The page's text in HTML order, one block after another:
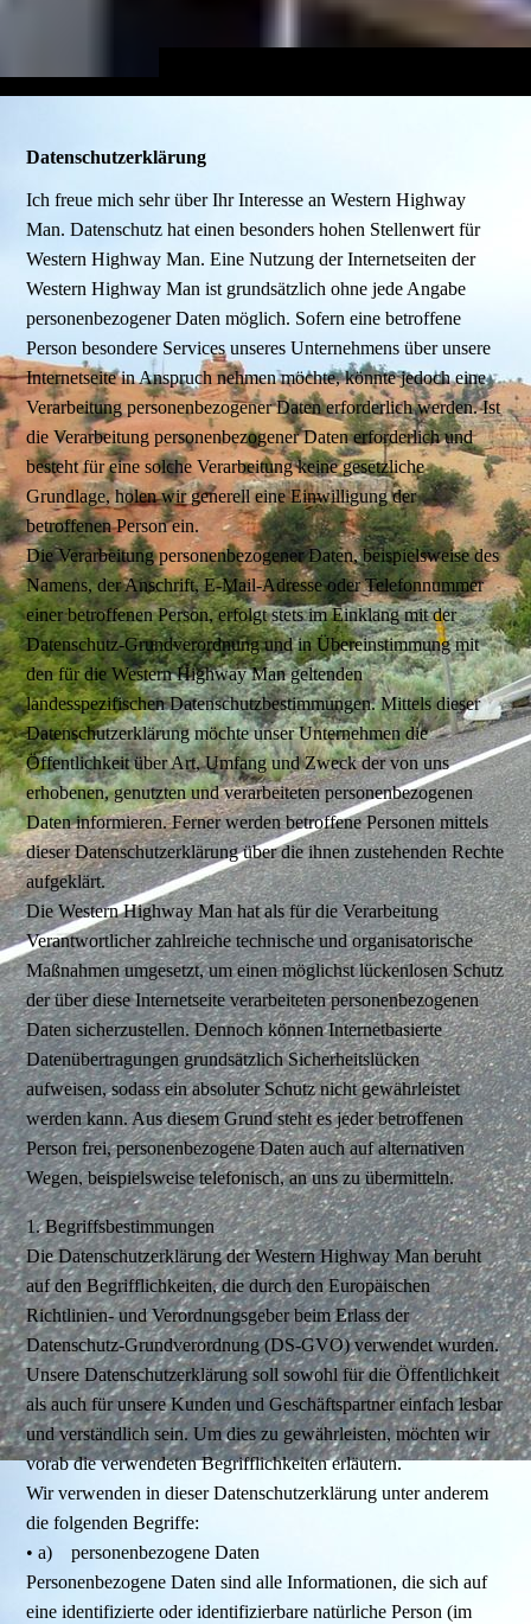
Datenschutzerklärung
Ich freue mich sehr über Ihr Interesse an Western Highway
Man. Datenschutz hat einen besonders hohen Stellenwert für
Western Highway Man. Eine Nutzung der Internetseiten der
Western Highway Man ist grundsätzlich ohne jede Angabe
personenbezogener Daten möglich. Sofern eine betroffene
Person besondere Services unseres Unternehmens über unsere
Internetseite in Anspruch nehmen möchte, könnte jedoch eine
Verarbeitung personenbezogener Daten erforderlich werden. Ist
die Verarbeitung personenbezogener Daten erforderlich und
besteht für eine solche Verarbeitung keine gesetzliche
Grundlage, holen wir generell eine Einwilligung der
betroffenen Person ein.
Die Verarbeitung personenbezogener Daten, beispielsweise des
Namens, der Anschrift, E-Mail-Adresse oder Telefonnummer
einer betroffenen Person, erfolgt stets im Einklang mit der
Datenschutz-Grundverordnung und in Übereinstimmung mit
den für die Western Highway Man geltenden
landesspezifischen Datenschutzbestimmungen. Mittels dieser
Datenschutzerklärung möchte unser Unternehmen die
Öffentlichkeit über Art, Umfang und Zweck der von uns
erhobenen, genutzten und verarbeiteten personenbezogenen
Daten informieren. Ferner werden betroffene Personen mittels
dieser Datenschutzerklärung über die ihnen zustehenden Rechte
aufgeklärt.
Die Western Highway Man hat als für die Verarbeitung
Verantwortlicher zahlreiche technische und organisatorische
Maßnahmen umgesetzt, um einen möglichst lückenlosen Schutz
der über diese Internetseite verarbeiteten personenbezogenen
Daten sicherzustellen. Dennoch können Internetbasierte
Datenübertragungen grundsätzlich Sicherheitslücken
aufweisen, sodass ein absoluter Schutz nicht gewährleistet
werden kann. Aus diesem Grund steht es jeder betroffenen
Person frei, personenbezogene Daten auch auf alternativen
Wegen, beispielsweise telefonisch, an uns zu übermitteln.
1. Begriffsbestimmungen
Die Datenschutzerklärung der Western Highway Man beruht
auf den Begrifflichkeiten, die durch den Europäischen
Richtlinien- und Verordnungsgeber beim Erlass der
Datenschutz-Grundverordnung (DS-GVO) verwendet wurden.
Unsere Datenschutzerklärung soll sowohl für die Öffentlichkeit
als auch für unsere Kunden und Geschäftspartner einfach lesbar
und verständlich sein. Um dies zu gewährleisten, möchten wir
vorab die verwendeten Begrifflichkeiten erläutern.
Wir verwenden in dieser Datenschutzerklärung unter anderem
die folgenden Begriffe:
• a) personenbezogene Daten
Personenbezogene Daten sind alle Informationen, die sich auf
eine identifizierte oder identifizierbare natürliche Person (im